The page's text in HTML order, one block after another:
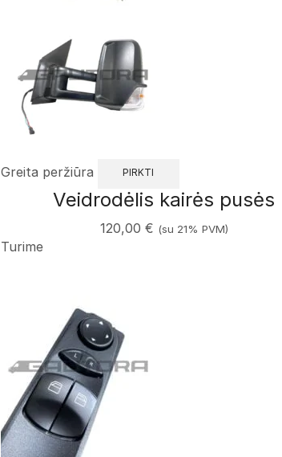
Greita peržiūra PIRKTI
Veidrodėlis kairės pusės
120,00 € (su 21% PVM)
Turime